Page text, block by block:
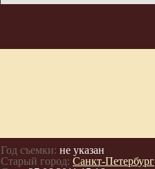
Год съемки: не указан
Старый город: Санкт-Петербург